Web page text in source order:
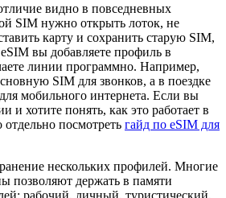
видно в повседневных
SIM нужно открыть лоток, не
карту и сохранить старую SIM,
вы добавляете профиль в
линии программно. Например,
SIM для звонков, а в поездке
мобильного интернета. Если вы
и хотите понять, как это работает в
посмотреть гайд по eSIM для
нескольких профилей. Многие
позволяют держать в памяти
рабочий, личный, туристический,